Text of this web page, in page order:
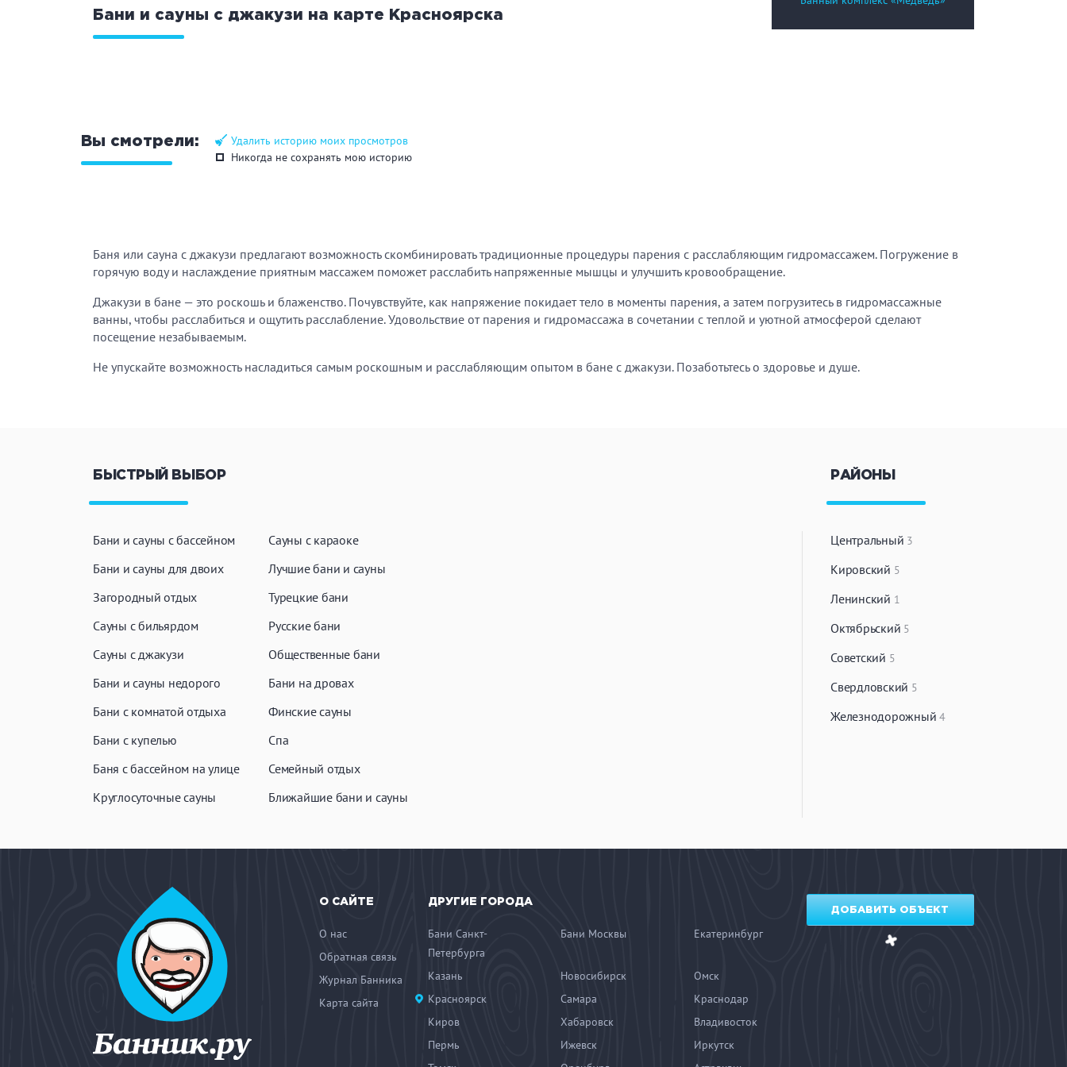
Общие
Комната отдыха
WI-FI
Сеновал
ПРИМЕНИТЬ ФИЛЬТРЫ ЗАКРЫТЬ
Бани и сауны с джакузи на карте Красноярска
Вы смотрели:
Удалить историю моих просмотров
Никогда не сохранять мою историю
Баня или сауна с джакузи предлагают возможность скомбинировать традиционные процедуры парения с расслабляющим гидромассажем. Погружение в
горячую воду и наслаждение приятным массажем поможет расслабить напряженные мышцы и улучшить кровообращение.
Джакузи в бане — это роскошь и блаженство. Почувствуйте, как напряжение покидает тело в моменты парения, а затем погрузитесь в гидромассажные
ванны, чтобы расслабиться и ощутить расслабление. Удовольствие от парения и гидромассажа в сочетании с теплой и уютной атмосферой сделают
посещение незабываемым.
Не упускайте возможность насладиться самым роскошным и расслабляющим опытом в бане с джакузи. Позаботьтесь о здоровье и душе.
БЫСТРЫЙ ВЫБОР
Бани и сауны с бассейном
Бани и сауны для двоих
Загородный отдых
Сауны с бильярдом
Сауны с джакузи
Бани и сауны недорого
Бани с комнатой отдыха
Бани с купелью
Баня с бассейном на улице
Круглосуточные сауны
Сауны с караоке
Лучшие бани и сауны
Турецкие бани
Русские бани
Общественные бани
Бани на дровах
Финские сауны
Спа
Семейный отдых
Ближайшие бани и сауны
РАЙОНЫ
Центральный 3
Кировский 5
Ленинский 1
Октябрьский 5
Советский 5
Свердловский 5
Железнодорожный4
О САЙТЕ
О нас
Обратная связь
Журнал Банника
Карта сайта
ДРУГИЕ ГОРОДА
Бани Санкт-
Петербурга
Бани Москвы Екатеринбург
Казань Новосибирск
Омск
Красноярск
Самара
Краснодар
Киров
Хабаровск
Владивосток
Пермь
Ижевск
Иркутск
ДОБАВИТЬ ОБЪЕКТ